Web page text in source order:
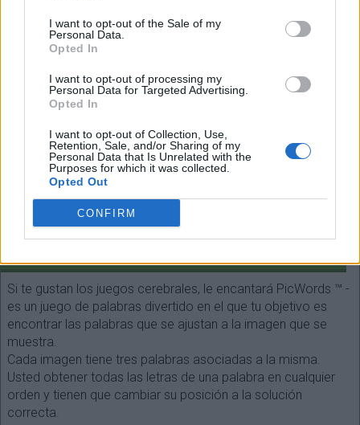
I want to opt-out of the Sale of my
Personal Data.
Opted In
I want to opt-out of processing my
Personal Data for Targeted Advertising.
Opted In
I want to opt-out of Collection, Use,
Retention, Sale, and/or Sharing of my
Personal Data that Is Unrelated with the
Purposes for which it was collected.
Opted Out
CONFIRM
Espalda
Seleccione cada longitud de palabra:
Si te gustan los juegos cerebrales, le encantará PicWords ™ -
es un juego de palabras divertido en el que tu objetivo es
encontrar las palabras que se ajustan a la imagen que se
muestra.
Cada imagen tiene tres palabras asociadas a la misma.
Usted obtener todas las letras de una palabra en cualquier
orden y tienen que cambiar su posición a la solución
correcta.